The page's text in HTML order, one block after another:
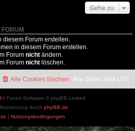
Gehe zu
diesem Forum erstellen.
in diesem Forum erstellen.
Forum nicht ändern.
Forum nicht löschen.
Alle Zeiten sind UTC
Alle Cookies löschen
® Forum Software © phpBB Limited
durch phpBB.de
| Nutzungsbedingungen